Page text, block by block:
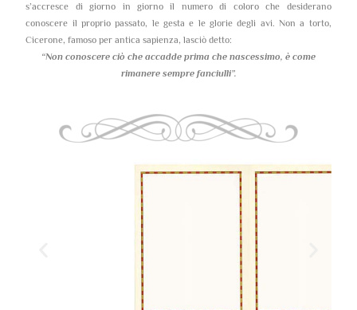
s’accresce di giorno in giorno il numero di coloro che desiderano
conoscere il proprio passato, le gesta e le glorie degli avi. Non a torto,
Cicerone, famoso per antica sapienza, lasciò detto:
“Non conoscere ciò che accadde prima che nascessimo, è come
rimanere sempre fanciulli”.